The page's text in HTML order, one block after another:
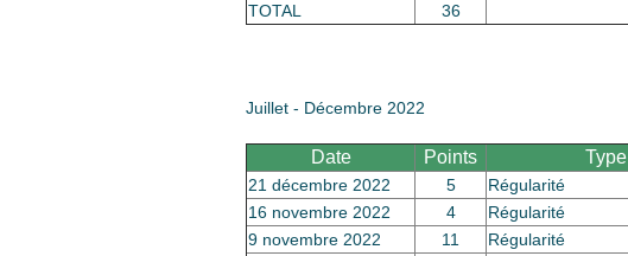
TOTAL
36
Juillet - Décembre 2022
Date Points Type
21 décembre 2022 5
Régularité
16 novembre 2022
4
Régularité
9 novembre 2022
11
Régularité